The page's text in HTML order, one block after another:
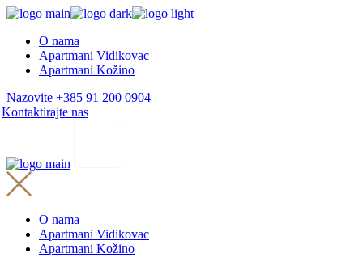
Skip
content
O nama
Apartmani Vidikovac
Apartmani Kožino
Nazovite +385 91 200 0904
Kontaktirajte nas
O nama
Apartmani Vidikovac
Apartmani Kožino